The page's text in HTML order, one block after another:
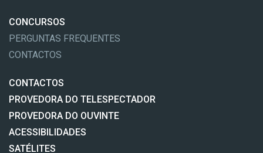
CONCURSOS
PERGUNTAS FREQUENTES
CONTACTOS
CONTACTOS
PROVEDORA DO TELESPECTADOR
PROVEDORA DO OUVINTE
ACESSIBILIDADES
SATÉLITES